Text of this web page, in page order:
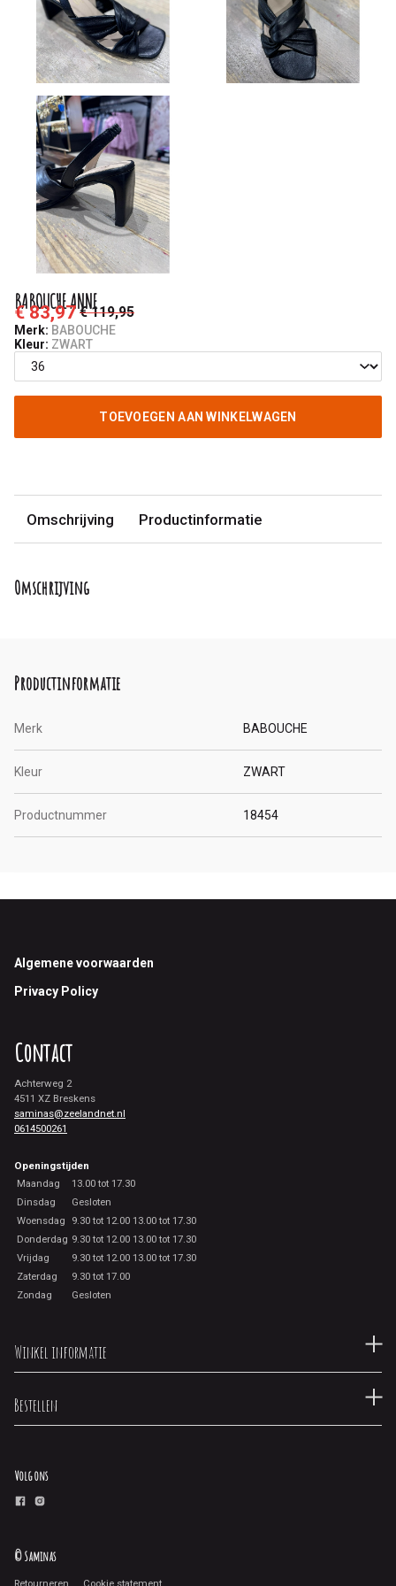
BABOUCHE ANNE
€ 83,97 € 119,95
Merk: BABOUCHE
Kleur: ZWART
TOEVOEGEN AAN WINKELWAGEN
Omschrijving Productinformatie
Omschrijving
Productinformatie
Merk BABOUCHE
Kleur ZWART
Productnummer 18454
Footer
Algemene voorwaarden
Privacy Policy
Contact
Achterweg 2
4511 XZ Breskens
saminas@zeelandnet.nl
0614500261
Openingstijden
Maandag
13.00 tot 17.30
Dinsdag
Gesloten
Woensdag
9.30 tot 12.00 13.00 tot 17.30
Donderdag 9.30 tot 12.00 13.00 tot 17.30
Vrijdag
9.30 tot 12.00 13.00 tot 17.30
Zaterdag
9.30 tot 17.00
Zondag
Gesloten
Winkel informatie
Bestellen
Volg ons
© Saminas
Retourneren Cookie statement